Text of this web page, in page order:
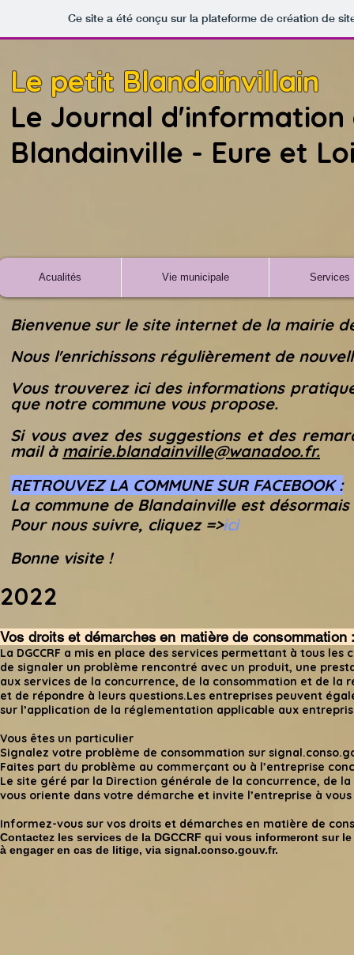
Ce site a été conçu sur la plateforme de création de
Le petit Blandainvillain
Le Journal
Blandainville - Eure et
Acualités Vie municipale Services
Bienvenue sur le site internet de la mairie
Nous l'enrichissons régulièrement de
Vous trouverez ici des informations
que notre commune vous propose.
Si vous avez des suggestions et des
mail à mairie.blandainville@wanadoo.fr.
RETROUVEZ LA COMMUNE SUR FACEBOOK :
La commune de Blandainville est
Pour nous suivre, cliquez =>ici
Bonne visite !
2022
Vos droits et démarches en matière de consommation
La DGCCRF a mis en place des services permettant à tous les
de signaler un problème rencontré avec un produit, une
aux services de la concurrence, de la consommation et de la
et de répondre à leurs questions.Les entreprises peuvent
sur l’application de la réglementation applicable aux
Vous êtes un particulier
Signalez votre problème de consommation sur
Faites part du problème au commerçant ou à l’entreprise
Le site géré par la Direction générale de la concurrence, de
vous oriente dans votre démarche et invite l’entreprise à
Informez-vous sur vos droits et démarches en matière de
Contactez les services de la DGCCRF qui vous informeront sur
à engager en cas de litige, via signal.conso.gouv.fr.